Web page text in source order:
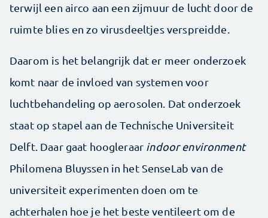
terwijl een airco aan een zijmuur de lucht door de
ruimte blies en zo virusdeeltjes verspreidde.
Daarom is het belangrijk dat er meer onderzoek
komt naar de invloed van systemen voor
luchtbehandeling op aerosolen. Dat onderzoek
staat op stapel aan de Technische Universiteit
Delft. Daar gaat hoogleraar indoor environment
Philomena Bluyssen in het SenseLab van de
universiteit experimenten doen om te
achterhalen hoe je het beste ventileert om de